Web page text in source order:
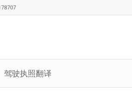
驾驶执照翻译